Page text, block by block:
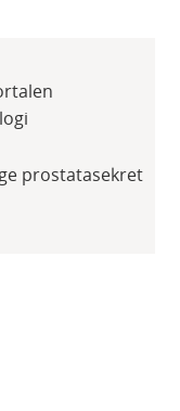
prostatasekret